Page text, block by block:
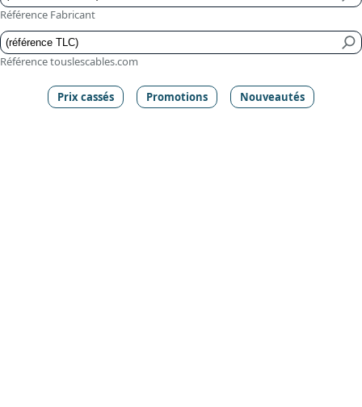
Référence Fabricant
Référence touslescables.com
Prix cassés Promotions Nouveautés